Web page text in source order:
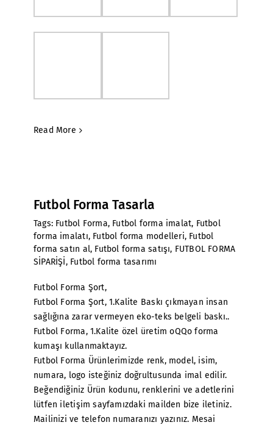
Read More
Futbol Forma Tasarla
Tags: Futbol Forma, Futbol forma imalat, Futbol
forma imalatı, Futbol forma modelleri, Futbol
forma satın al, Futbol forma satışı, FUTBOL FORMA
SİPARİŞİ, Futbol forma tasarımı
Futbol Forma Şort,
Futbol Forma Şort, 1.Kalite Baskı çıkmayan insan
sağlığına zarar vermeyen eko-teks belgeli baskı..
Futbol Forma, 1.Kalite özel üretim oQQo forma
kumaşı kullanmaktayız.
Futbol Forma Ürünlerimizde renk, model, isim,
numara, logo isteğiniz doğrultusunda imal edilir.
Beğendiğiniz Ürün kodunu, renklerini ve adetlerini
lütfen iletişim sayfamızdaki mailden bize iletiniz.
Mailinizi ve telefon numaranızı yazınız. Mesai